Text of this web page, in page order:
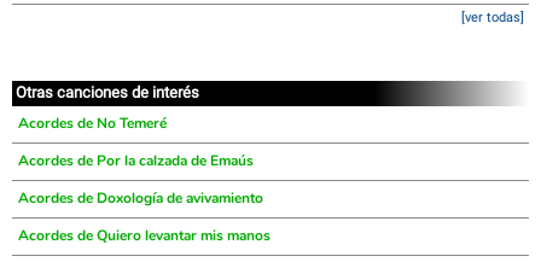
[ver todas]
Otras canciones de interés
Acordes de No Temeré
Acordes de Por la calzada de Emaús
Acordes de Doxología de avivamiento
Acordes de Quiero levantar mis manos